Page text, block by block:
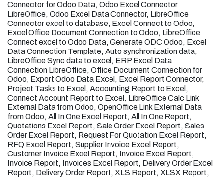
Connector for Odoo Data, Odoo Excel Connector
LibreOffice, Odoo Excel Data Connector, LibreOffice
Connector excel to database, Excel Connect to Odoo,
Excel Office Document Connection to Odoo, LibreOffice
Connect excel to Odoo Data, Generate ODC Odoo, Excel
Data Connection Template, Auto synchronization data,
LibreOffice Sync data to excel, ERP Excel Data
Connection LibreOffice, Office Document Connection for
Odoo, Export Odoo Data Excel, Excel Report Connector,
Project Tasks to Excel, Accounting Report to Excel,
Connect Account Report to Excel, LibreOffice Calc Link
External Data from Odoo, OpenOffice Link External Data
from Odoo, All In One Excel Report, All In One Report,
Quotations Excel Report, Sale Order Excel Report, Sales
Order Excel Report, Request For Quotation Excel Report,
RFQ Excel Report, Supplier Invoice Excel Report,
Customer Invoice Excel Report, Invoice Excel Report,
Invoice Report, Invoices Excel Report, Delivery Order Excel
Report, Delivery Order Report, XLS Report, XLSX Report,